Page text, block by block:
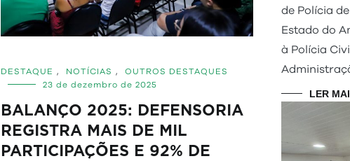
de Polícia
Estado do
à Polícia
LER
DESTAQUE , NOTÍCIAS ,
OUTROS DESTAQUES
23 de dezembro de 2025
BALANÇO 2025: DEFENSORIA
REGISTRA MAIS DE MIL
PARTICIPAÇÕES E 92% DE